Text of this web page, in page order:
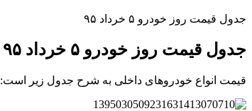
جدول قیمت روز خودرو ۵ خرداد ۹۵
جدول قیمت روز خودرو ۵ خرداد ۹۵
قیمت انواع خودروهای داخلی به شرح جدول زیر است: